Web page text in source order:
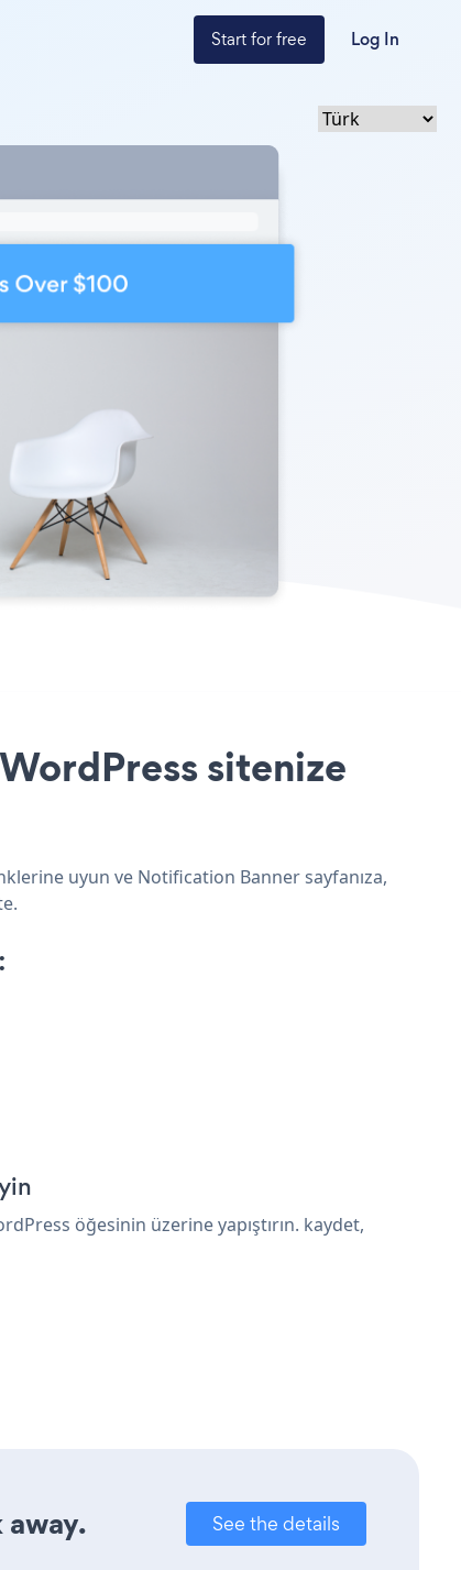
Start for free Log In
sitenize
uyun ve Notification Banner sayfanıza,
öğesinin üzerine yapıştırın. kaydet,
See the details